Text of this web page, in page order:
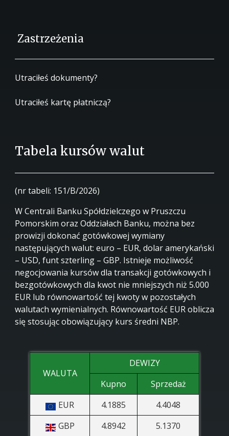
Zastrzeżenia
Utraciłeś dokumenty?
Utraciłeś kartę płatniczą?
Tabela kursów walut
(nr tabeli: 151/B/2026)
W Centrali Banku Spółdzielczego w Pruszczu
Pomorskim oraz Oddziałach Banku, można bez
prowizji dokonać gotówkowej wymiany
następujących walut: euro – EUR, dolar amerykański
– USD, funt szterling – GBP. Istnieje możliwość
negocjowania kursów dla transakcji gotówkowych i
bezgotówkowych dla kwot nie mniejszych niż 5.000
EUR lub równowartość tej kwoty w pozostałych
walutach wymienialnych. Równowartość EUR oblicza
się stosując obowiązujący kurs średni NBP.
WALUTA
DEWIZY
Kupno
Sprzedaż
EUR
4.1885
4.4048
GBP
4.8942 5.1370